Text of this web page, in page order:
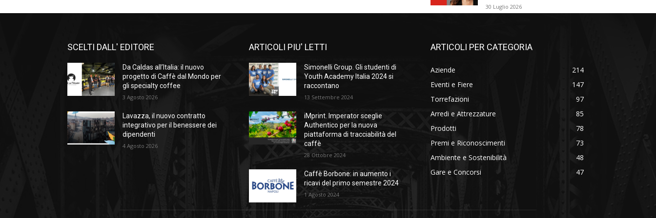
30 Luglio 2026
SCELTI DALL' EDITORE
Da Caldas all’Italia: il nuovo
progetto di Caffè dal Mondo per
gli specialty coffee
3 Agosto 2026
Lavazza, il nuovo contratto
integrativo per il benessere dei
dipendenti
4 Agosto 2026
ARTICOLI PIU' LETTI
Simonelli Group. Gli studenti di
Youth Academy Italia 2024 si
raccontano
13 Settembre 2024
iMprint. Imperator sceglie
Authentico per la nuova
piattaforma di tracciabilità del
caffè
28 Ottobre 2024
Caffè Borbone: in aumento i
ricavi del primo semestre 2024
1 Agosto 2024
ARTICOLI PER CATEGORIA
Aziende
214
Eventi e Fiere
147
Torrefazioni
97
Arredi e Attrezzature
85
Prodotti
78
Premi e Riconoscimenti
73
Ambiente e Sostenibilità
48
Gare e Concorsi
47